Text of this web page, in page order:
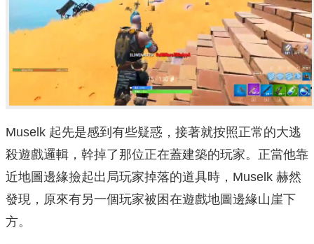
Muselk 起先是感到有些疑惑，接著就按照正常的大逃
殺遊戲邏輯，幹掉了那位正在蓋建築的玩家。正當他靠
近地圖邊緣撿起出局玩家掉落的道具時，Muselk 赫然
發現，原來有另一個玩家被困在遊戲地圖邊緣山崖下
方。